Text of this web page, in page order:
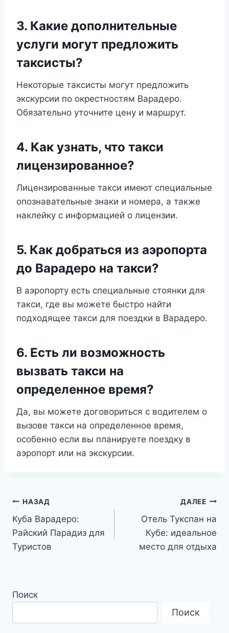
3. Какие дополнительные
услуги могут предложить
таксисты?
Некоторые таксисты могут предложить
экскурсии по окрестностям Варадеро.
Обязательно уточните цену и маршрут.
4. Как узнать, что такси
лицензированное?
Лицензированные такси имеют специальные
опознавательные знаки и номера, а также
наклейку с информацией о лицензии.
5. Как добраться из аэропорта
до Варадеро на такси?
В аэропорту есть специальные стоянки для
такси, где вы можете быстро найти
подходящее такси для поездки в Варадеро.
6. Есть ли возможность
вызвать такси на
определенное время?
Да, вы можете договориться с водителем о
вызове такси на определенное время,
особенно если вы планируете поездку в
аэропорт или на экскурсии.
Навигация
по
записям
НАЗАД
Куба Варадеро:
Райский Парадиз для
Туристов
ДАЛЕЕ
Отель Тукспан на
Кубе: идеальное
место для отдыха
Поиск
Поиск